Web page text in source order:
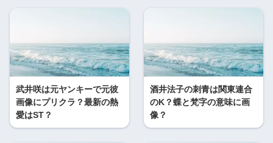
武井咲は元ヤンキーで元彼
画像にプリクラ？最新の熱
愛はST？
酒井法子の刺青は関東連合
のK？蝶と梵字の意味に画
像？